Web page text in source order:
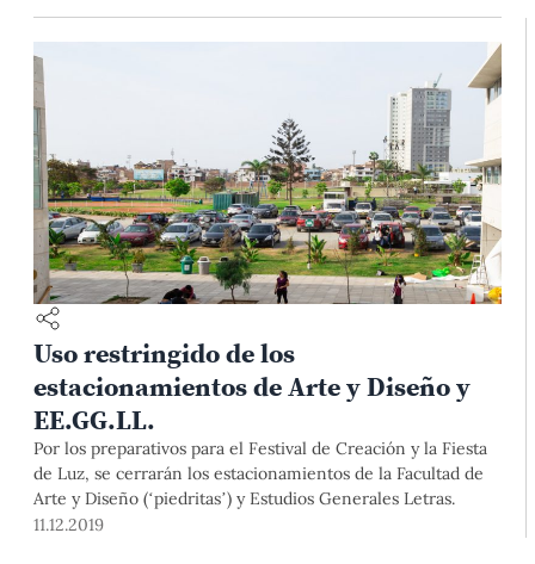
Uso restringido de los
estacionamientos de Arte y Diseño y
EE.GG.LL.
Por los preparativos para el Festival de Creación y la Fiesta
de Luz, se cerrarán los estacionamientos de la Facultad de
Arte y Diseño (‘piedritas’) y Estudios Generales Letras.
11.12.2019